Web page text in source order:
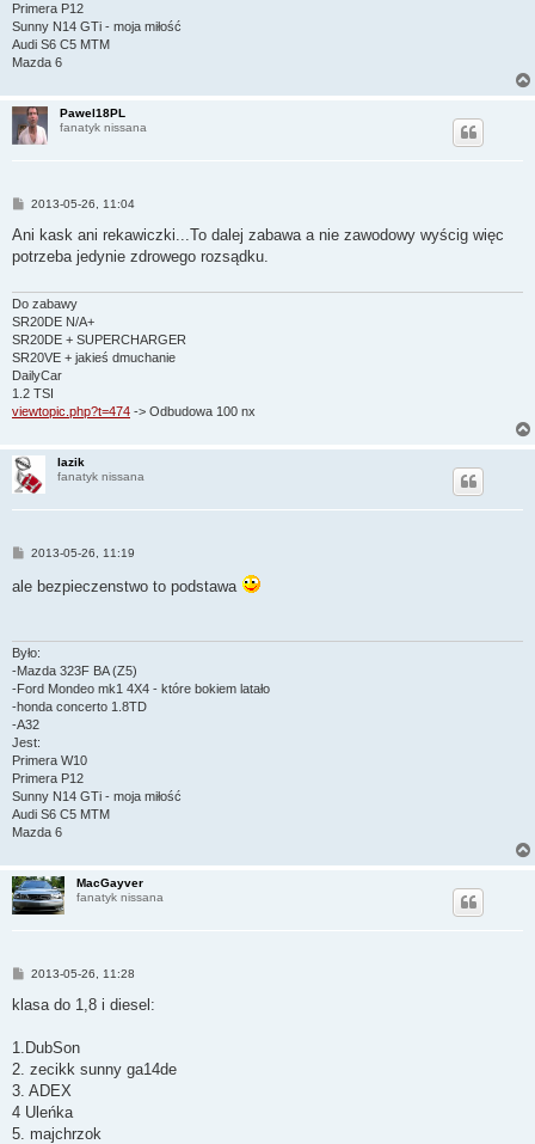
Primera P12
Sunny N14 GTi - moja miłość
Audi S6 C5 MTM
Mazda 6
Pawel18PL
fanatyk nissana
P
s
2013-05-26, 11:04
Ani kask ani rekawiczki...To dalej zabawa a nie zawodowy wyścig więc
potrzeba jedynie zdrowego rozsądku.
Do zabawy
SR20DE N/A+
SR20DE + SUPERCHARGER
SR20VE + jakieś dmuchanie
DailyCar
1.2 TSI
viewtopic.php?t=474 -> Odbudowa 100 nx
lazik
fanatyk nissana
P
t
2013-05-26, 11:19
ale bezpieczenstwo to podstawa
Było:
-Mazda 323F BA (Z5)
-Ford Mondeo mk1 4X4 - które bokiem latało
-honda concerto 1.8TD
-A32
Jest:
Primera W10
Primera P12
Sunny N14 GTi - moja miłość
Audi S6 C5 MTM
Mazda 6
MacGayver
fanatyk nissana
P
s
2013-05-26, 11:28
klasa do 1,8 i diesel:
1.DubSon
2. zecikk sunny ga14de
3. ADEX
4 Uleńka
5. majchrzok